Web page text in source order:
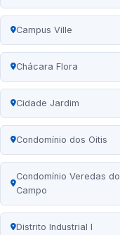
Campus Ville
Chácara Flora
Cidade Jardim
Condomínio dos Oitis
Condomínio Veredas do
Campo
Distrito Industrial I